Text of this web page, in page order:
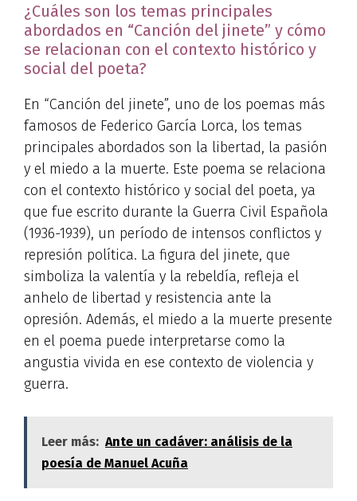
¿Cuáles son los temas principales
abordados en “Canción del jinete” y cómo
se relacionan con el contexto histórico y
social del poeta?
En “Canción del jinete”, uno de los poemas más
famosos de Federico García Lorca, los temas
principales abordados son la libertad, la pasión
y el miedo a la muerte. Este poema se relaciona
con el contexto histórico y social del poeta, ya
que fue escrito durante la Guerra Civil Española
(1936-1939), un período de intensos conflictos y
represión política. La figura del jinete, que
simboliza la valentía y la rebeldía, refleja el
anhelo de libertad y resistencia ante la
opresión. Además, el miedo a la muerte presente
en el poema puede interpretarse como la
angustia vivida en ese contexto de violencia y
guerra.
Leer más: Ante un cadáver: análisis de la
poesía de Manuel Acuña